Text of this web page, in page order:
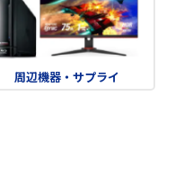
周辺機器・サプライ